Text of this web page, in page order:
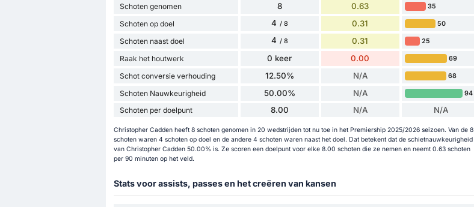
Schoten genomen
8 0.63 35
Schoten op doel 4 / 8 0.31 50
Schoten naast doel 4 / 8 0.31 25
Raak het houtwerk 0 keer 0.00 69
Schot conversie verhouding 12.50% N/A 68
Schoten Nauwkeurigheid 50.00% N/A 94
Schoten per doelpunt 8.00 N/A N/A
Christopher Cadden heeft 8 schoten genomen in 20 wedstrijden tot nu toe in het Premiership 2025/2026 seizoen. Van de 8
schoten waren 4 schoten op doel en de andere 4 schoten waren naast het doel. Dat betekent dat de schietnauwkeurigheid
van Christopher Cadden 50.00% is. Ze scoren een doelpunt voor elke 8.00 schoten die ze nemen en neemt 0.63 schoten
per 90 minuten op het veld.
Stats voor assists, passes en het creëren van kansen